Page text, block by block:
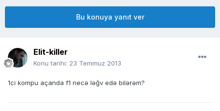
Bu konuya yanıt ver
Elit-killer
Konu tarihi: 23 Temmuz 2013
1ci kompu açanda f1 necə ləğv edə bilərəm?